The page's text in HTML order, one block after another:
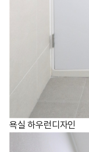
욕실 하우런디자인